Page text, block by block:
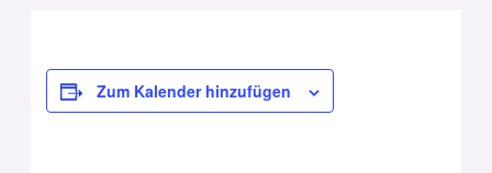
Zum Kalender hinzufügen